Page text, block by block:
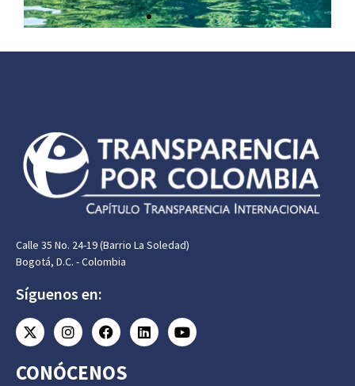
a la inversión de
regalías
Leer más
Calle 35 No. 24-19 (Barrio La Soledad)
Bogotá, D.C. - Colombia
Síguenos en:
CONÓCENOS